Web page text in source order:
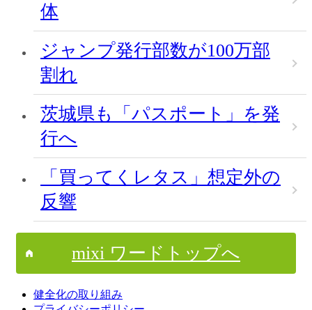
体
ジャンプ発行部数が100万部
割れ
茨城県も「パスポート」を発
行へ
「買ってくレタス」想定外の
反響
mixi ワードトップへ
健全化の取り組み